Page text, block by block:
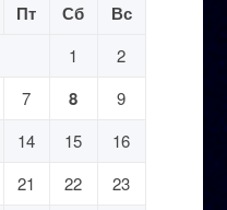
Пт Сб Вс
1
2
7 8
9
14 15
16
21 22
23